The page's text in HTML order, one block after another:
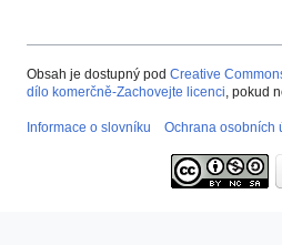
Obsah je dostupný pod Creative
dílo komerčně-Zachovejte licenci, pokud
Informace o slovníku Ochrana osobních